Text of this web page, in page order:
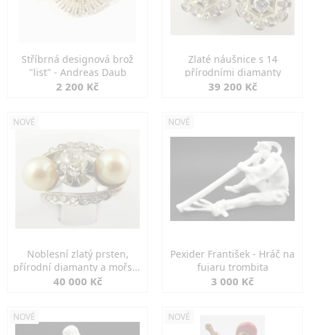
Stříbrná designová brož
"list" - Andreas Daub
2 200 Kč
Zlaté náušnice s 14
přírodními diamanty
39 200 Kč
NOVÉ
Noblesní zlatý prsten,
přírodní diamanty a mořské
perly
40 000 Kč
NOVÉ
Pexider František - Hráč na
fujaru trombita
3 000 Kč
NOVÉ NOVÉ